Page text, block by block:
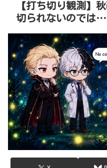
【打ち切り観測】
切られないのでは…